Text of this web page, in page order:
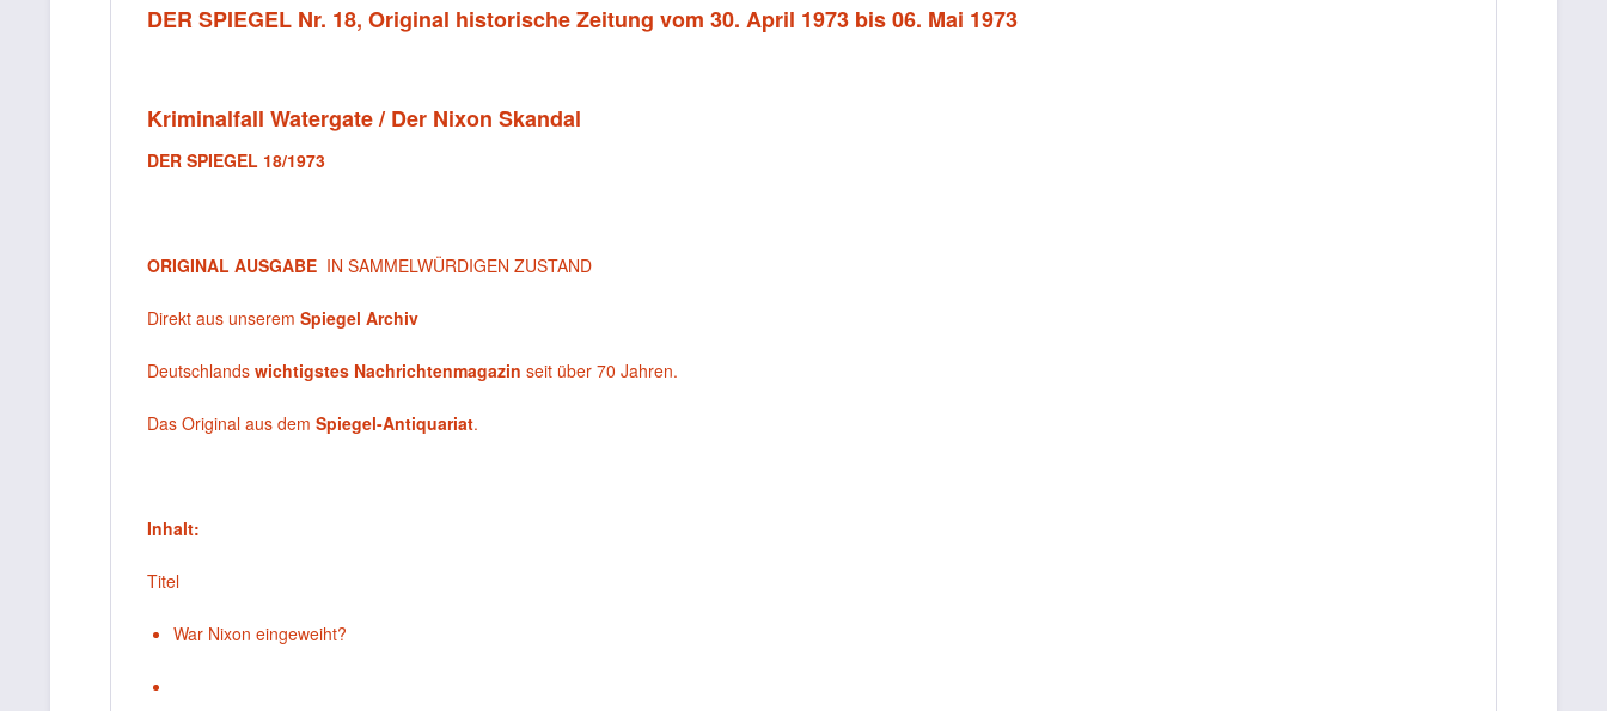
DER SPIEGEL Nr. 18, Original historische Zeitung vom 30. April 1973 bis 06. Mai 1973
Kriminalfall Watergate / Der Nixon Skandal
DER SPIEGEL 18/1973
ORIGINAL AUSGABE IN SAMMELWÜRDIGEN ZUSTAND
Direkt aus unserem Spiegel Archiv
Deutschlands wichtigstes Nachrichtenmagazin seit über 70 Jahren.
Das Original aus dem Spiegel-Antiquariat.
Inhalt:
Titel
War Nixon eingeweiht?